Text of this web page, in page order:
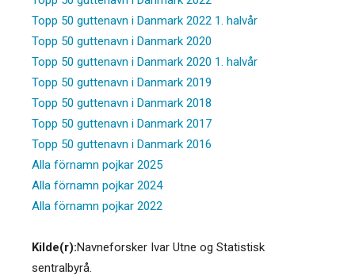
Topp 50 guttenavn i Danmark 2022 1. halvår
Topp 50 guttenavn i Danmark 2020
Topp 50 guttenavn i Danmark 2020 1. halvår
Topp 50 guttenavn i Danmark 2019
Topp 50 guttenavn i Danmark 2018
Topp 50 guttenavn i Danmark 2017
Topp 50 guttenavn i Danmark 2016
Alla förnamn pojkar 2025
Alla förnamn pojkar 2024
Alla förnamn pojkar 2022
Kilde(r):Navneforsker Ivar Utne og Statistisk
sentralbyrå.